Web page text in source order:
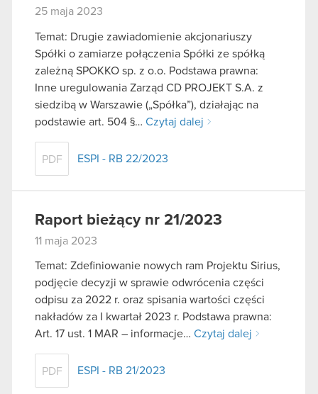
25 maja 2023
Temat: Drugie zawiadomienie akcjonariuszy
Spółki o zamiarze połączenia Spółki ze spółką
zależną SPOKKO sp. z o.o. Podstawa prawna:
Inne uregulowania Zarząd CD PROJEKT S.A. z
siedzibą w Warszawie („Spółka”), działając na
podstawie art. 504 §… Czytaj dalej
PDF ESPI - RB 22/2023
Raport bieżący nr 21/2023
11 maja 2023
Temat: Zdefiniowanie nowych ram Projektu Sirius,
podjęcie decyzji w sprawie odwrócenia części
odpisu za 2022 r. oraz spisania wartości części
nakładów za I kwartał 2023 r. Podstawa prawna:
Art. 17 ust. 1 MAR – informacje… Czytaj dalej
PDF ESPI - RB 21/2023